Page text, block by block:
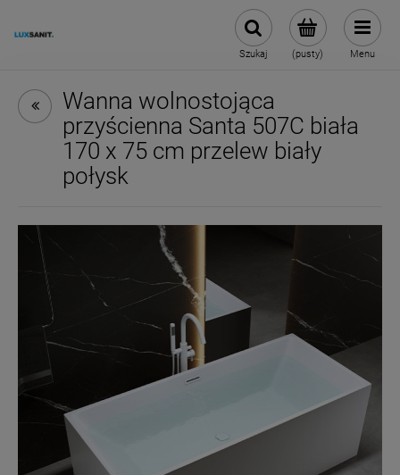
(pusty)
Szukaj Menu
Wanna wolnostojąca
przyścienna Santa 507C biała
170 x 75 cm przelew biały
połysk